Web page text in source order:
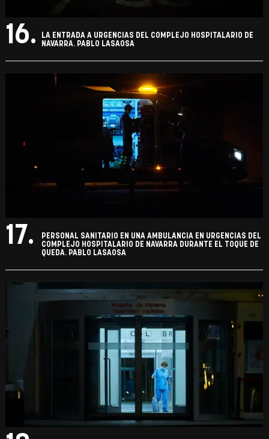
16.
LA ENTRADA A URGENCIAS DEL COMPLEJO HOSPITALARIO DE
NAVARRA. PABLO LASAOSA
17.
PERSONAL SANITARIO EN UNA AMBULANCIA EN URGENCIAS DEL
COMPLEJO HOSPITALARIO DE NAVARRA DURANTE EL TOQUE DE
QUEDA. PABLO LASAOSA